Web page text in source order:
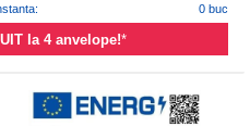
0 buc
la 4 anvelope!*